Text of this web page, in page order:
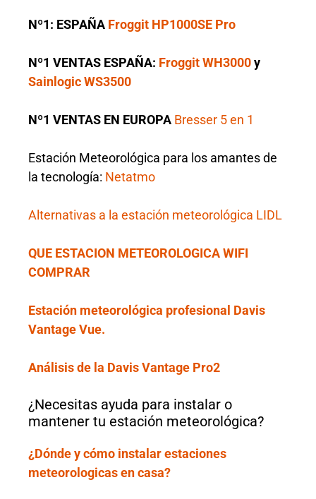
Nº1: ESPAÑA Froggit HP1000SE Pro
Nº1 VENTAS ESPAÑA: Froggit WH3000y
Sainlogic WS3500
Nº1 VENTAS EN EUROPA Bresser 5 en 1
Estación Meteorológica para los amantes de
la tecnología: Netatmo
Alternativas a la estación meteorológica LIDL
QUE ESTACION METEOROLOGICA WIFI
COMPRAR
Estación meteorológica profesional Davis
Vantage Vue.
Análisis de la Davis Vantage Pro2
¿Necesitas ayuda para instalar o
mantener tu estación meteorológica?
¿Dónde y cómo instalar estaciones
meteorologicas en casa?